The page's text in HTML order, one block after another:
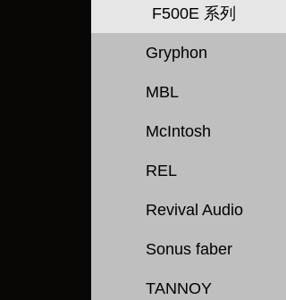
F500E 系列
Gryphon
MBL
McIntosh
REL
Revival Audio
Sonus faber
TANNOY